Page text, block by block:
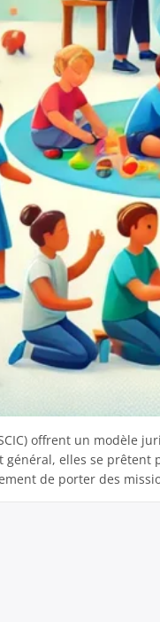
offrent un
général, elles se
de porter des